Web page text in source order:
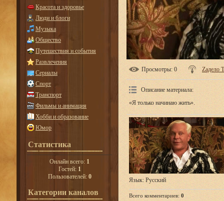
Красота и здоровье
Люди и блоги
Музыка
Общество
Путешествия и события
Развлечения
Сериалы
Спорт
Транспорт
Фильмы и анимация
Хобби и образование
Юмор
Статистика
Онлайн всего: 1
Гостей: 1
Пользователей: 0
Категории каналов
Просмотры: 0 Zадело
Описание материала:
«Я только начинаю жить».
Язык: Русский
Всего комментариев: 0